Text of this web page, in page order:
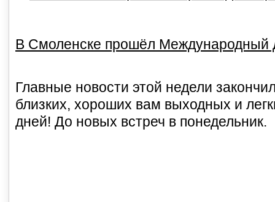
В Смоленске прошёл Международный
Главные новости этой недели
близких, хороших вам выходных и
дней! До новых встреч в понедельник.